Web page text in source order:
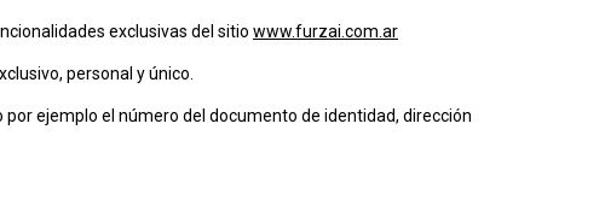
exclusivas del sitio www.furzai.com.ar
personal y único.
ejemplo el número del documento de identidad, dirección